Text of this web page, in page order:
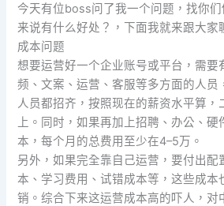
今天有位boss问了我一个问题，找你
来说有什么好处？，下面我就来跟大家
成本问题
想要运营好一个企业账号或平台，需要
频、文案、运营、客服等多方面的人员
人员都招齐，按照现在的薪资水平算，
上。同时，如果再加上招聘、办公、
本，每个月的总费用至少在4–5万。
另外，如果完全靠自己运营，要付出配
本、学习费用、试错成本等，这些成本
销。综合下来这运营成本高的吓人，对